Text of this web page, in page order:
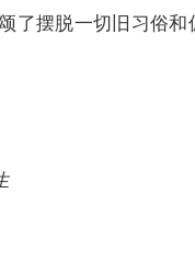
了摆脱一切旧习俗